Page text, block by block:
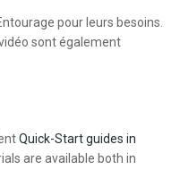
pour leurs besoins.
sont également
Quick-Start guides in
are available both in